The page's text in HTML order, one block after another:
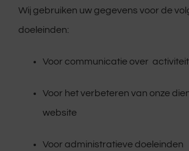
Wij gebruiken uw gegevens voor de
doeleinden:
Voor communicatie over
Voor het verbeteren van onze
website
Voor administratieve doeleinden